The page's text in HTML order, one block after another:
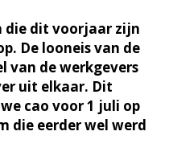
die dit voorjaar zijn
De looneis van de
van de werkgevers
uit elkaar. Dit
cao voor 1 juli op
die eerder wel werd